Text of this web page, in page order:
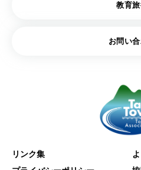
教育
お問い
リンク集